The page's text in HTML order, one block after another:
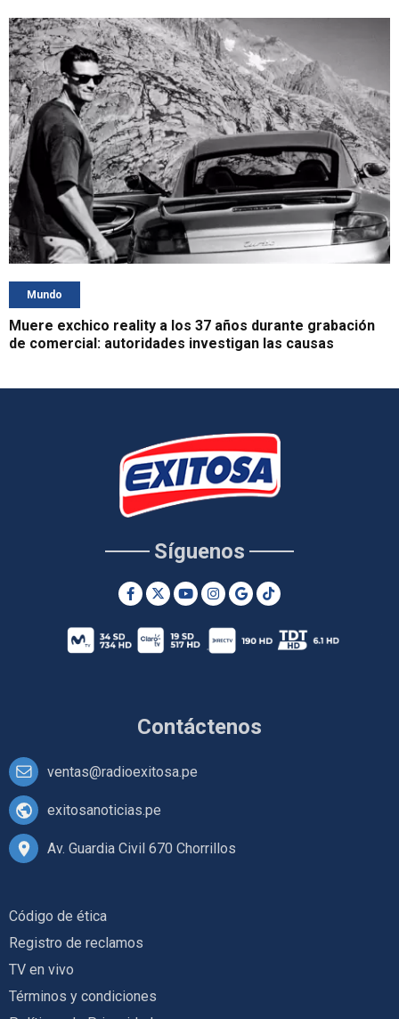
Mundo
Muere exchico reality a los 37 años durante grabación
de comercial: autoridades investigan las causas
Contáctenos
ventas@radioexitosa.pe
exitosanoticias.pe
Av. Guardia Civil 670 Chorrillos
Síguenos
Código de ética
Registro de reclamos
TV en vivo
Términos y condiciones